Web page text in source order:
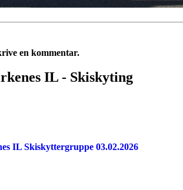
en kommentar.
IL - Skiskyting
IL Skiskyttergruppe 03.02.2026